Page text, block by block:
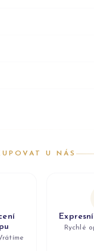
U NÁS
Rychlé